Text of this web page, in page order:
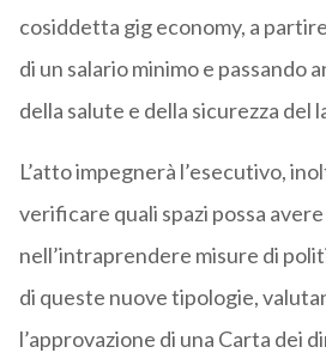
cosiddetta gig economy, a
di un salario minimo e passando
della salute e della sicurezza del
L’atto impegnerà l’esecutivo,
verificare quali spazi possa
nell’intraprendere misure di
di queste nuove tipologie,
l’approvazione di una Carta dei